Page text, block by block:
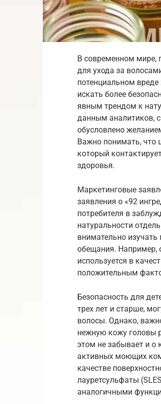
В современном мире,
для ухода за
потенциальном
искать более
явным трендом к
данным аналитиков,
обусловлено
Важно понимать, что
который
здоровья.
Маркетинговые
заявления о «92
потребителя в
натуральности
внимательно
обещания. Например,
используется в
положительным
Безопасность для
трех лет и старше,
волосы. Однако,
нежную кожу головы
этом не забывает и
активных моющих
качестве
лауретсульфаты
аналогичными